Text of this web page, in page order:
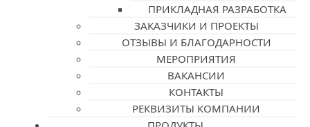
ПРИКЛАДНАЯ РАЗРАБОТКА
ЗАКАЗЧИКИ И ПРОЕКТЫ
ОТЗЫВЫ И БЛАГОДАРНОСТИ
МЕРОПРИЯТИЯ
ВАКАНСИИ
КОНТАКТЫ
РЕКВИЗИТЫ КОМПАНИИ